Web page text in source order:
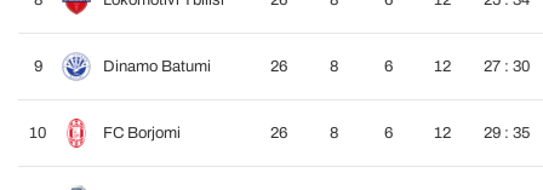
9 Dinamo Batumi 26 8 6 12 27 : 30
10 FC Borjomi 26 8 6 12 29 : 35